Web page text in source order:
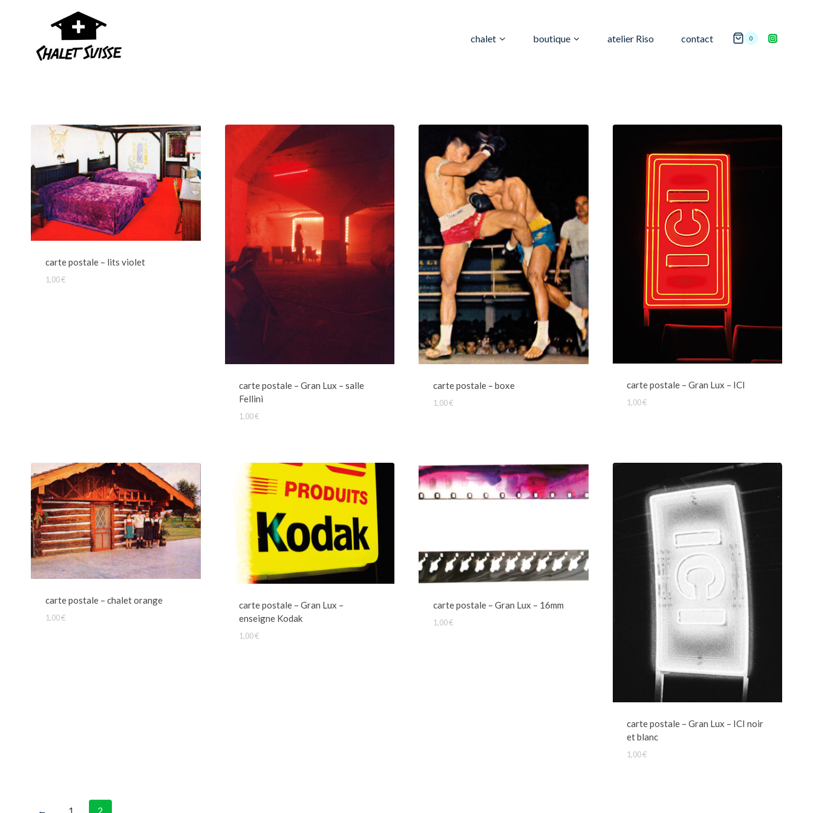
chalet boutique atelier Riso contact 0
carte postale – lits violet
1,00€
carte postale – Gran Lux – salle
Fellini
1,00€
carte postale – boxe
1,00€
carte postale – Gran Lux – ICI
1,00€
carte postale – chalet orange
1,00€
carte postale – Gran Lux –
enseigne Kodak
1,00€
carte postale – Gran Lux – 16mm
1,00€
carte postale – Gran Lux – ICI noir
et blanc
1,00€
← 1 2